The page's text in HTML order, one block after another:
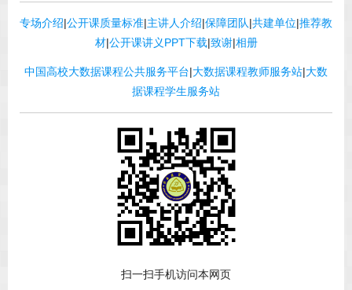
专场介绍|公开课质量标准|主讲人介绍|保障团队|共建单位|推荐教
材|公开课讲义PPT下载|致谢|相册
中国高校大数据课程公共服务平台|大数据课程教师服务站|大数
据课程学生服务站
扫一扫手机访问本网页